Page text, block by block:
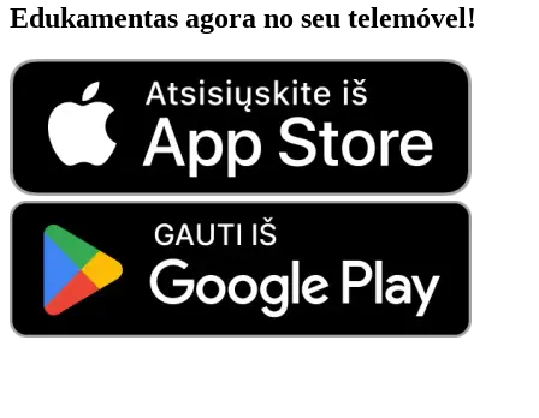
Edukamentas agora no seu telemóvel!